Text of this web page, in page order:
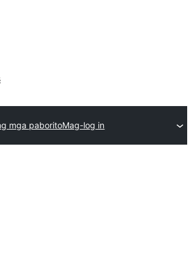
mga paboritoMag-log in